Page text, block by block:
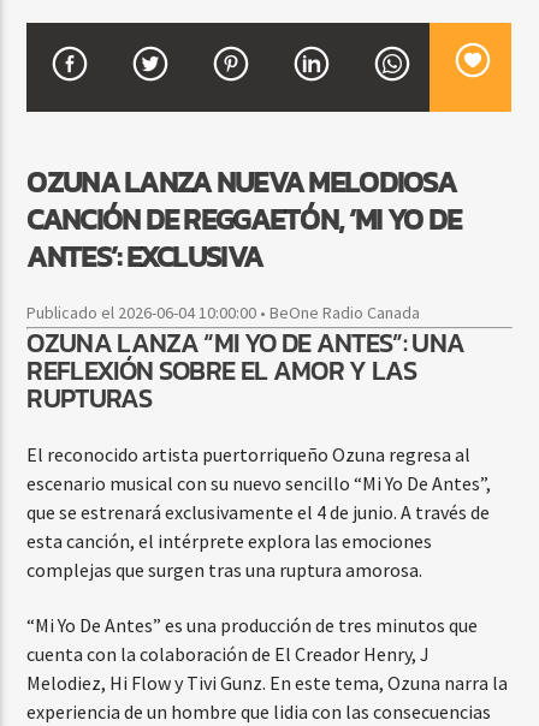
9:00 PM 12:00 AM
OZUNA LANZA NUEVA MELODIOSA
CANCIÓN DE REGGAETÓN, ‘MI YO DE
ANTES’: EXCLUSIVA
Publicado el 2026-06-04 10:00:00 • BeOne Radio Canada
OZUNA LANZA “MI YO DE ANTES”: UNA
REFLEXIÓN SOBRE EL AMOR Y LAS
RUPTURAS
El reconocido artista puertorriqueño Ozuna regresa al
escenario musical con su nuevo sencillo “Mi Yo De Antes”,
que se estrenará exclusivamente el 4 de junio. A través de
esta canción, el intérprete explora las emociones
complejas que surgen tras una ruptura amorosa.
“Mi Yo De Antes” es una producción de tres minutos que
cuenta con la colaboración de El Creador Henry, J
Melodiez, Hi Flow y Tivi Gunz. En este tema, Ozuna narra la
experiencia de un hombre que lidia con las consecuencias